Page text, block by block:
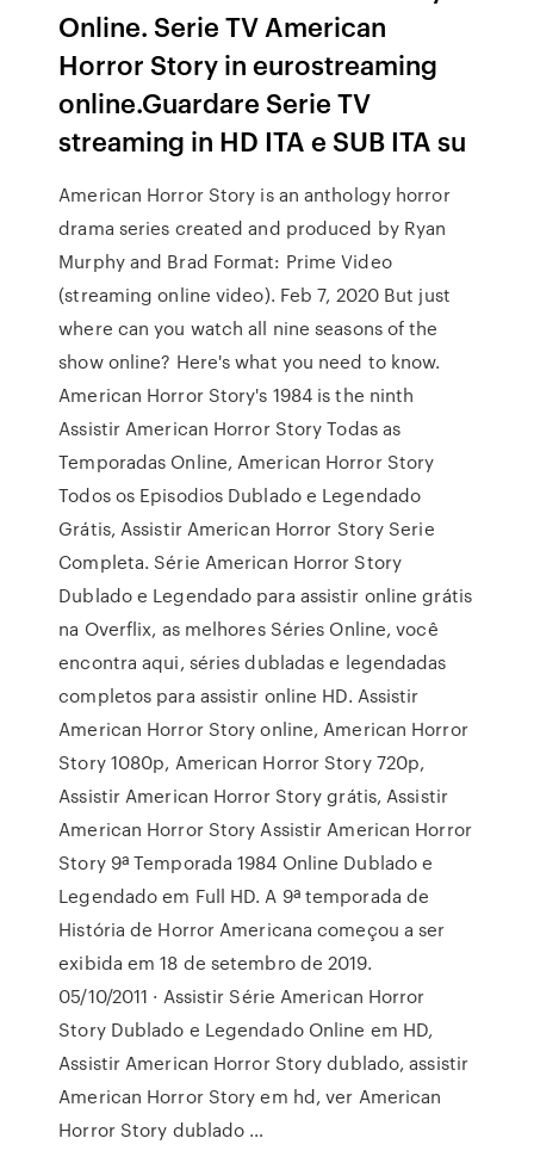
Online. Serie TV American
Horror Story in eurostreaming
online.Guardare Serie TV
streaming in HD ITA e SUB ITA su
American Horror Story is an anthology horror
drama series created and produced by Ryan
Murphy and Brad Format: Prime Video
(streaming online video). Feb 7, 2020 But just
where can you watch all nine seasons of the
show online? Here's what you need to know.
American Horror Story's 1984 is the ninth
Assistir American Horror Story Todas as
Temporadas Online, American Horror Story
Todos os Episodios Dublado e Legendado
Grátis, Assistir American Horror Story Serie
Completa. Série American Horror Story
Dublado e Legendado para assistir online grátis
na Overflix, as melhores Séries Online, você
encontra aqui, séries dubladas e legendadas
completos para assistir online HD. Assistir
American Horror Story online, American Horror
Story 1080p, American Horror Story 720p,
Assistir American Horror Story grátis, Assistir
American Horror Story Assistir American Horror
Story 9ª Temporada 1984 Online Dublado e
Legendado em Full HD. A 9ª temporada de
História de Horror Americana começou a ser
exibida em 18 de setembro de 2019.
05/10/2011 · Assistir Série American Horror
Story Dublado e Legendado Online em HD,
Assistir American Horror Story dublado, assistir
American Horror Story em hd, ver American
Horror Story dublado …